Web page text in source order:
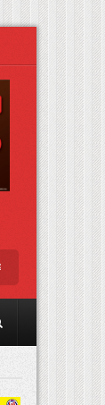
โชกุบุสซึ โฉมให